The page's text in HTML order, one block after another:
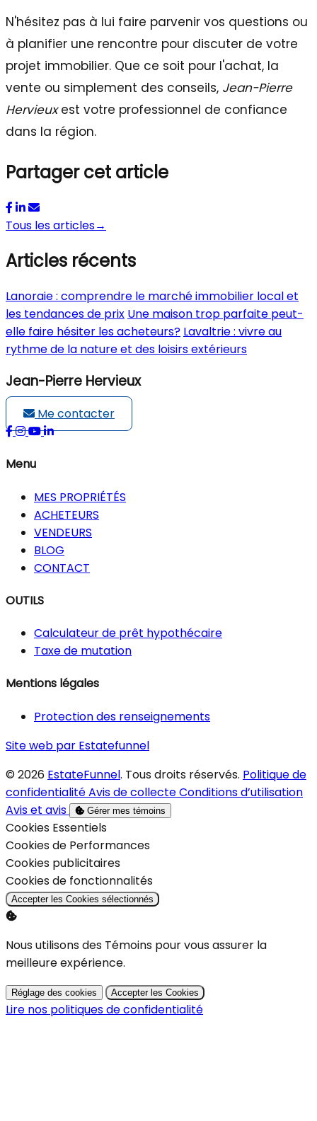
N'hésitez pas à lui faire parvenir vos questions ou
à planifier une rencontre pour discuter de votre
projet immobilier. Que ce soit pour l'achat, la
vente ou simplement des conseils, Jean-Pierre
Hervieuxest votre professionnel de confiance
dans la région.
Partager cet article
Tous les articles→
Articles récents
Lanoraie : comprendre le marché immobilier local et
les tendances de prix Une maison trop parfaite peut-
elle faire hésiter les acheteurs? Lavaltrie : vivre au
rythme de la nature et des loisirs extérieurs
Jean-Pierre Hervieux
Me contacter
Menu
MES PROPRIÉTÉS
ACHETEURS
VENDEURS
BLOG
CONTACT
OUTILS
Calculateur de prêt hypothécaire
Taxe de mutation
Mentions légales
Protection des renseignements
Site web par Estatefunnel
© 2026 EstateFunnel. Tous droits réservés. Politique de
confidentialitéAvis de collecteConditions d’utilisation
Avis et avis
Gérer mes témoins
Activer
Cookies Essentiels
Activer
Cookies de Performances
Activer
Cookies publicitaires
Activer
Cookies de fonctionnalités
Accepter les Cookies sélectionnés
Nous utilisons des Témoins pour vous assurer la
meilleure expérience.
Réglage des cookies Accepter les Cookies
Lire nos politiques de confidentialité